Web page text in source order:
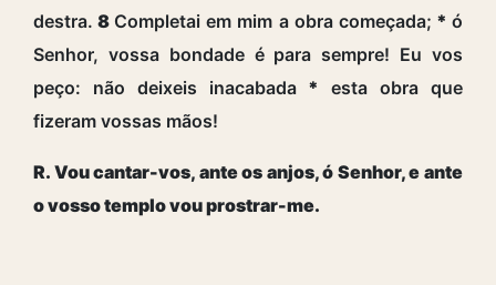
destra. 8 Completai em mim a obra começada; *ó
Senhor, vossa bondade é para sempre! Eu vos
peço: não deixeis inacabada * esta obra que
fizeram vossas mãos!
R. Vou cantar-vos, ante os anjos, ó Senhor, e ante
o vosso templo vou prostrar-me.